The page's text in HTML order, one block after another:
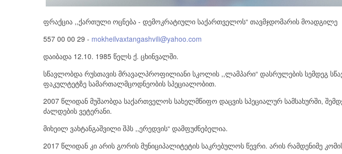
ფრაქცია ,,ქართული ოცნება - დემოკრატიული საქართველოს“ თავმჯდომარის მოადგილე
557 00 00 29 - mokheilvaxtangashvili@yahoo.com
დაიბადა 12.10. 1985 წელს ქ. ცხინვალში.
სწავლობდა რუსთავის მრავალპროფილიანი სკოლის ,,ლამპარი“ დასრულების სემდეგ
ფაკულტეტზე სამართალმცოდნეობის სპეციალობით.
2007 წლიდან მუშაობდა საქართველოს სახელმწიფო დაცვის სპეციალურ სამსახურში,
ძალდების ვეტერანი.
მიხეილ ვახტანგაშვილი შპს ,,ერედვის“ დამფუძნებელია.
2017 წლიდან კი არის გორის მუნიციპალიტეტის საკრებულოს წევრი. არის რამდენიმე